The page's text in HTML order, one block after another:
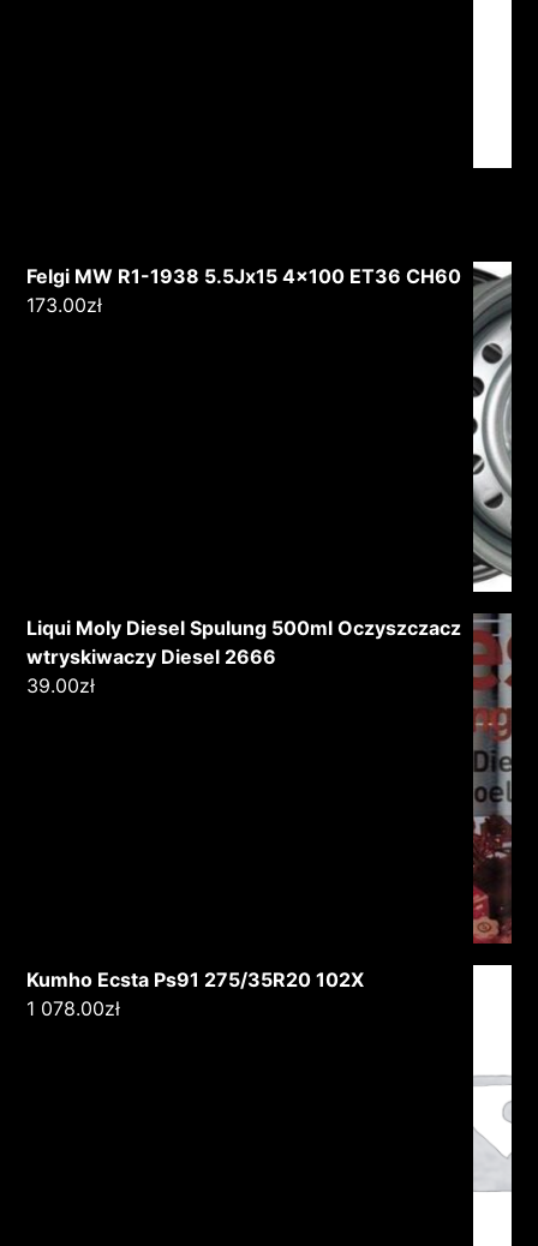
Felgi MW R1-1938 5.5Jx15 4x100 ET36 CH60
173.00zł
Liqui Moly Diesel Spulung 500ml Oczyszczacz
wtryskiwaczy Diesel 2666
39.00zł
Kumho Ecsta Ps91 275/35R20 102X
1 078.00zł